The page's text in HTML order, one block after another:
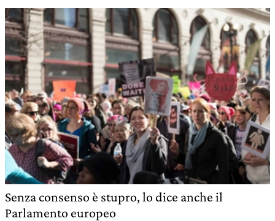
Senza consenso è stupro, lo dice anche il
Parlamento europeo